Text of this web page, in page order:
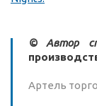
© Автор
Артель